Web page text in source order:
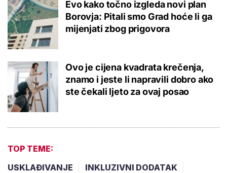
Evo kako točno izgleda novi plan
Borovja: Pitali smo Grad hoće li ga
mijenjati zbog prigovora
Ovo je cijena kvadrata krečenja,
znamo i jeste li napravili dobro ako
ste čekali ljeto za ovaj posao
TOP TEME:
USKLAĐIVANJE
INKLUZIVNI DODATAK